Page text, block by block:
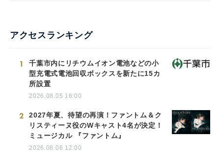
アクセスランキング
1
千葉市内にリチウムイオン電池などの小
型充電式電池回収ボックスを新たに15カ
所設置
2026.08.05 16:00
2
2027年夏、待望の再演！ファントム＆ク
リスティーヌ役のWキャスト4名が決定！
ミュージカル 『ファントム』
2026.08.06 12:00